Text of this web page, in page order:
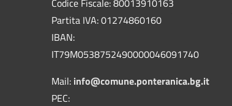
Partita IVA: 01274860160
IBAN:
IT79M0538752490000046091740
Mail: info@comune.ponteranica.bg.it
PEC: